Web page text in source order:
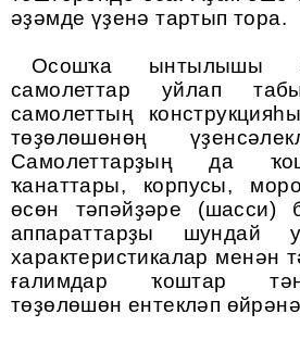
әҙәмде үҙенә тартып тора.
Осошҡа ынтылышы
самолеттар уйлап
самолеттың
төҙөлөшөнөң
Самолеттарҙың да
ҡанаттары, корпусы,
өсөн тәпәйҙәре (шасси)
аппараттарҙы шундай
характеристикалар менән
ғалимдар ҡоштар
төҙөлөшөн ентекләп